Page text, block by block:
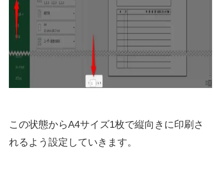
この状態からA4サイズ1枚で縦向きに印刷さ
れるよう設定していきます。